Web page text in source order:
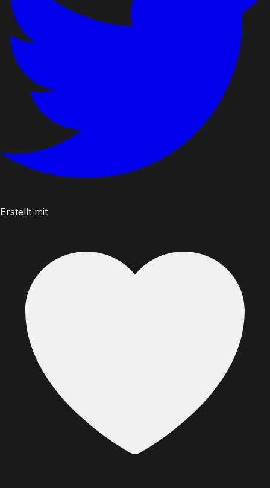
Erstellt mit